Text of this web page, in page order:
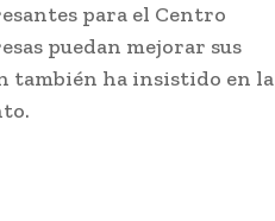
para el Centro
puedan mejorar sus
también ha insistido en la